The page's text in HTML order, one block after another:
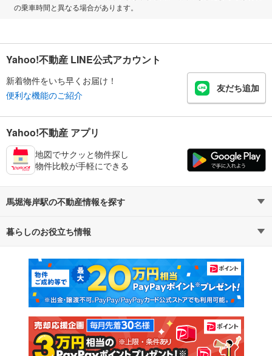
の乗車時間と異なる場合があります。
Yahoo!不動産 LINE公式アカウント
新着物件をいち早くお届け！
便利な機能のご紹介
友だち追加
Yahoo!不動産 アプリ
地図でサクッと物件探し
物件比較が手軽にできる
馬堀海岸駅の不動産情報を探す
不動産・住宅
新築マンション 中古マンション
新築一戸建て 中古一戸建て
注文住宅 土地
暮らしのお役立ち情報
マンションカタログ 教えて！住まいの先生